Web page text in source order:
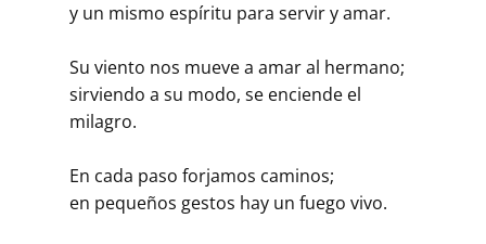
y un mismo espíritu para servir y amar.
Su viento nos mueve a amar al hermano;
sirviendo a su modo, se enciende el
milagro.
En cada paso forjamos caminos;
en pequeños gestos hay un fuego vivo.